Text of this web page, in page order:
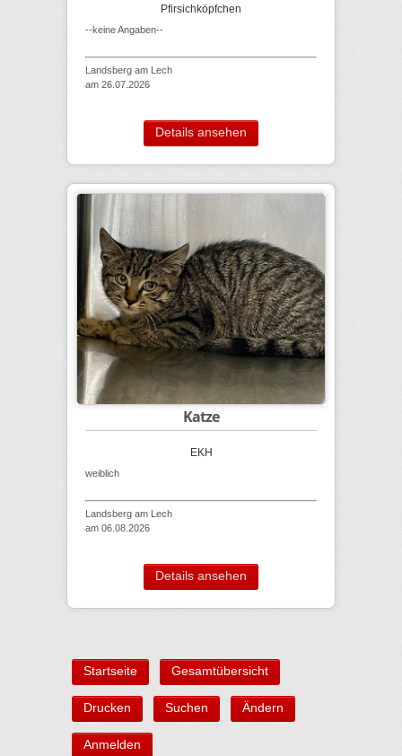
Pfirsichköpfchen
--keine Angaben--
Landsberg am Lech
am 26.07.2026
Details ansehen
Katze
EKH
weiblich
Landsberg am Lech
am 06.08.2026
Details ansehen
Startseite Gesamtübersicht
Drucken Suchen Ändern
Anmelden